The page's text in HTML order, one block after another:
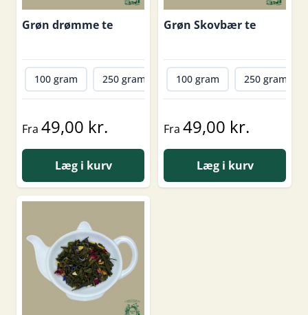
Grøn drømme te
100 gram 250 gram 500 gram 1000 gram
Fra 49,00 kr.
Læg i kurv
Grøn Skovbær te
100 gram 250 gram
Fra 49,00 kr.
Læg i kurv